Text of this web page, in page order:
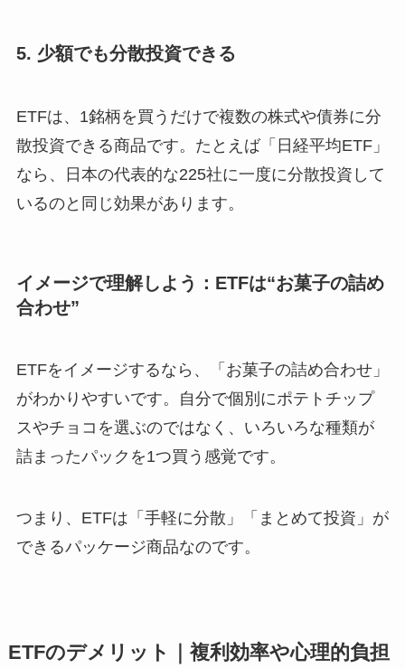
5. 少額でも分散投資できる
ETFは、1銘柄を買うだけで複数の株式や債券に分
散投資できる商品です。たとえば「日経平均ETF」
なら、日本の代表的な225社に一度に分散投資して
いるのと同じ効果があります。
イメージで理解しよう：ETFは“お菓子の詰め
合わせ”
ETFをイメージするなら、「お菓子の詰め合わせ」
がわかりやすいです。自分で個別にポテトチップ
スやチョコを選ぶのではなく、いろいろな種類が
詰まったパックを1つ買う感覚です。
つまり、ETFは「手軽に分散」「まとめて投資」が
できるパッケージ商品なのです。
ETFのデメリット｜複利効率や心理的負担